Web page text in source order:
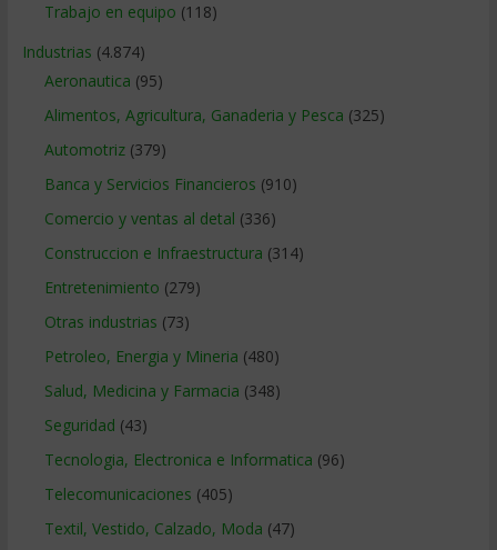
Trabajo en equipo (118)
Industrias (4.874)
Aeronautica (95)
Alimentos, Agricultura, Ganaderia y Pesca (325)
Automotriz(379)
Banca y Servicios Financieros (910)
Comercio y ventas al detal (336)
Construccion e Infraestructura (314)
Entretenimiento (279)
Otras industrias (73)
Petroleo, Energia y Mineria (480)
Salud, Medicina y Farmacia (348)
Seguridad (43)
Tecnologia, Electronica e Informatica (96)
Telecomunicaciones (405)
Textil, Vestido, Calzado, Moda (47)